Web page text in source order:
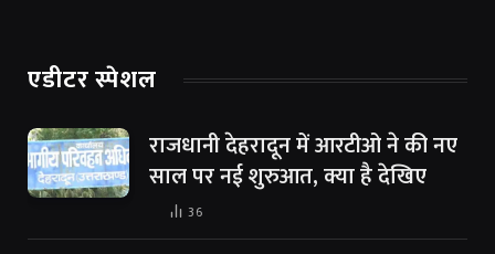
एडीटर स्पेशल
राजधानी देहरादून में आरटीओ ने की नए
साल पर नई शुरुआत, क्या है देखिए
36